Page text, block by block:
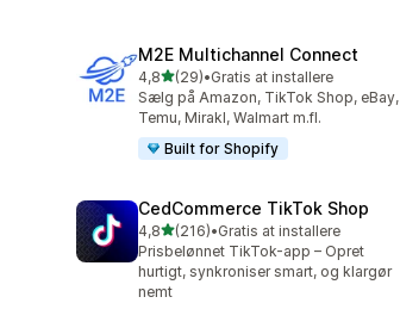
M2E Multichannel Connect
4,8ud af 5 stjerner
(29)
29 anmeldelser i alt
•Gratis at installere
Sælg på Amazon, TikTok Shop, eBay,
Temu, Mirakl, Walmart m.fl.
Built for Shopify
CedCommerce TikTok Shop
4,8ud af 5 stjerner
(216)
216 anmeldelser i alt
•Gratis at installere
Prisbelønnet TikTok-app – Opret
hurtigt, synkroniser smart, og klargør
nemt